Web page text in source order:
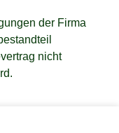
der Firma
nicht